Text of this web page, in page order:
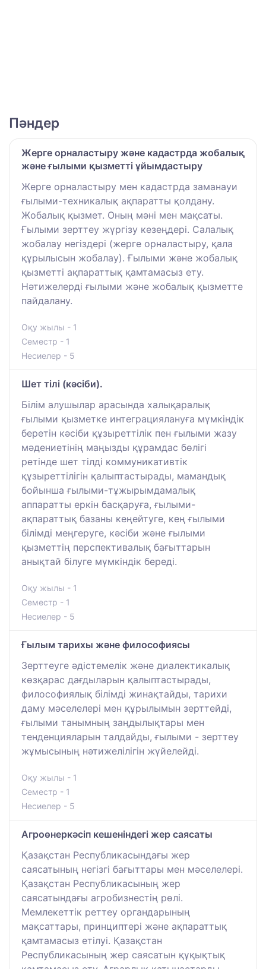
Пәндер
Жерге орналастыру және кадастрда жобалық
және ғылыми қызметті ұйымдастыру
Жерге орналастыру мен кадастрда заманауи
ғылыми-техникалық ақпаратты қолдану.
Жобалық қызмет. Оның мәні мен мақсаты.
Ғылыми зерттеу жүргізу кезеңдері. Салалық
жобалау негіздері (жерге орналастыру, қала
құрылысын жобалау). Ғылыми және жобалық
қызметті ақпараттық қамтамасыз ету.
Нәтижелерді ғылыми және жобалық қызметте
пайдалану.
Оқу жылы - 1
Семестр - 1
Несиелер - 5
Шет тілі (кәсіби).
Білім алушылар арасында халықаралық
ғылыми қызметке интеграциялануға мүмкіндік
беретін кәсіби құзыреттілік пен ғылыми жазу
мәдениетінің маңызды құрамдас бөлігі
ретінде шет тілді коммуникативтік
құзыреттілігін қалыптастырады, мамандық
бойынша ғылыми-тұжырымдамалық
аппаратты еркін басқаруға, ғылыми-
ақпараттық базаны кеңейтуге, кең ғылыми
білімді меңгеруге, кәсіби және ғылыми
қызметтің перспективалық бағыттарын
анықтай білуге мүмкіндік береді.
Оқу жылы - 1
Семестр - 1
Несиелер - 5
Ғылым тарихы және философиясы
Зерттеуге әдістемелік және диалектикалық
көзқарас дағдыларын қалыптастырады,
философиялық білімді жинақтайды, тарихи
даму мәселелері мен құрылымын зерттейді,
ғылыми танымның заңдылықтары мен
тенденцияларын талдайды, ғылыми - зерттеу
жұмысының нәтижелілігін жүйелейді.
Оқу жылы - 1
Семестр - 1
Несиелер - 5
Агроөнеркәсіп кешеніндегі жер саясаты
Қазақстан Республикасындағы жер
саясатының негізгі бағыттары мен мәселелері.
Қазақстан Республикасының жер
саясатындағы агробизнестің рөлі.
Мемлекеттік реттеу органдарының
мақсаттары, принциптері және ақпараттық
қамтамасыз етілуі. Қазақстан
Республикасының жер саясатын құқықтық